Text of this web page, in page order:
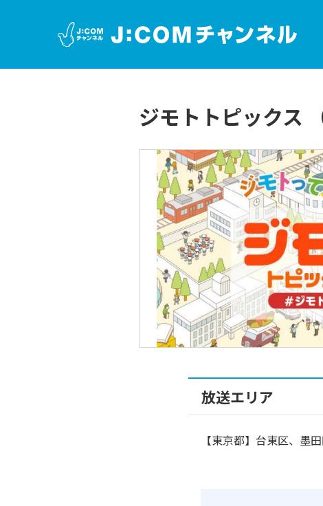
ジモトトピックス
放送エリア
【東京都】台東区、墨